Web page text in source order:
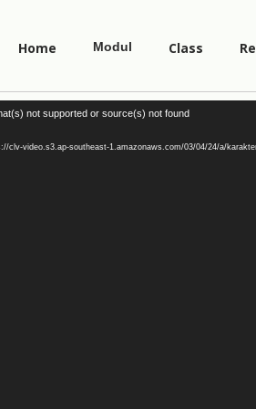
Home Modul Class
not supported or source(s) not found
clv-video.s3.ap-southeast-1.amazonaws.com/03/04/24/a/